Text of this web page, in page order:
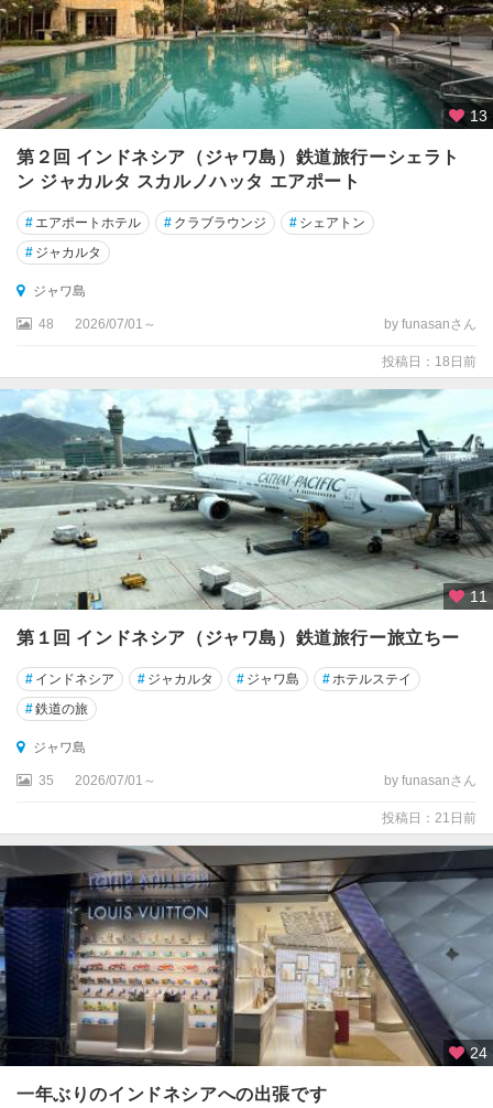
★
ビ
ン
タ
ン
島
★
ロ
ブ
ド
ゥ
ル
跡
周
★
ロ
ン
ク
島
カ
マ
ン
ン
ト
ラ
ス
ラ
ス
13
第２回 インドネシア（ジャワ島）鉄道旅行ーシェラト
ン ジャカルタ スカルノハッタ エアポート
# エアポートホテル # クラブラウンジ # シェアトン
# ジャカルタ
ジャワ島
48 2026/07/01～ by funasanさん
投稿日：18日前
11
第１回 インドネシア（ジャワ島）鉄道旅行ー旅立ちー
# インドネシア # ジャカルタ # ジャワ島 #ホテルステイ
#鉄道の旅
ジャワ島
35 2026/07/01～ by funasanさん
投稿日：21日前
24
一年ぶりのインドネシアへの出張です